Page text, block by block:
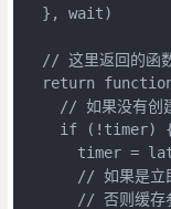
  }, wait)
// 这里返回的函
return
// 如果没有创
if (!timer)
timer =
// 如果是立
// 否则缓存